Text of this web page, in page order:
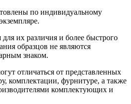
по индивидуальному
их различия и более быстрого
образцов не являются
знаком.
отличаться от представленных
комплектации, фурнитуре, а также
комплектующих и